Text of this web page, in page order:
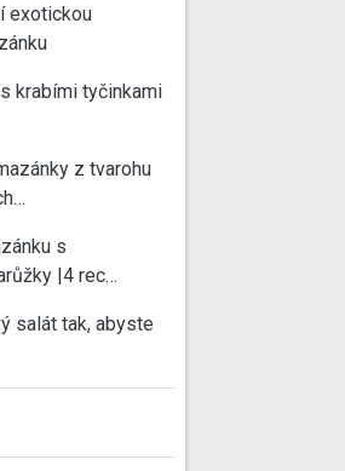
exotickou
krabími tyčinkami
z tvarohu
s
|4 rec…
salát tak, abyste